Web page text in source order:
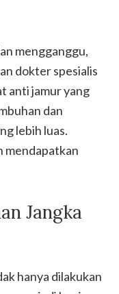
mengganggu,
dokter spesialis
anti jamur yang
dan
lebih luas.
mendapatkan
Jangka
hanya dilakukan